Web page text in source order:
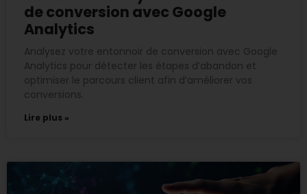
de conversion avec Google
Analytics
Analysez votre entonnoir de conversion avec Google
Analytics pour détecter les étapes d’abandon et
optimiser le parcours client afin d’améliorer vos
conversions.
Lire plus »